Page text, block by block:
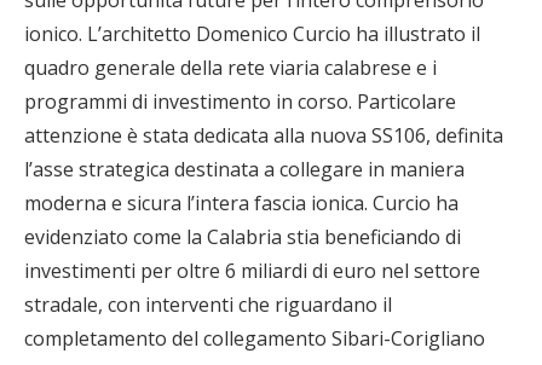
ionico. L’architetto Domenico Curcio ha illustrato il
quadro generale della rete viaria calabrese e i
programmi di investimento in corso. Particolare
attenzione è stata dedicata alla nuova SS106, definita
l’asse strategica destinata a collegare in maniera
moderna e sicura l’intera fascia ionica. Curcio ha
evidenziato come la Calabria stia beneficiando di
investimenti per oltre 6 miliardi di euro nel settore
stradale, con interventi che riguardano il
completamento del collegamento Sibari-Corigliano